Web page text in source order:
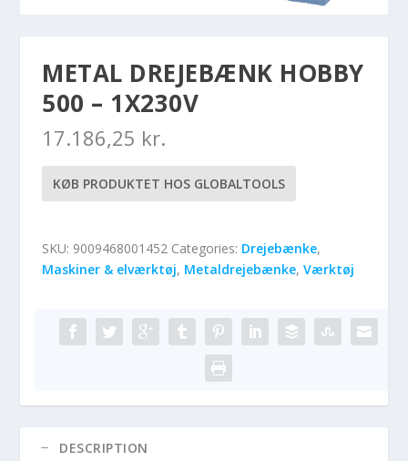
METAL DREJEBÆNK HOBBY
500 – 1X230V
17.186,25 kr.
KØB PRODUKTET HOS GLOBALTOOLS
SKU: 9009468001452 Categories: Drejebænke,
Maskiner & elværktøj, Metaldrejebænke,Værktøj
DESCRIPTION